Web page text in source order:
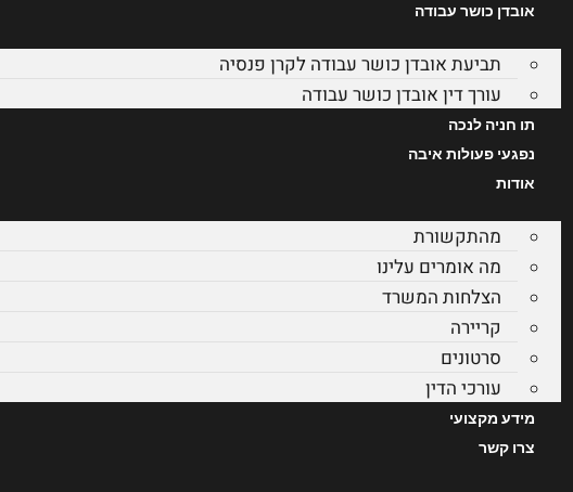
אובדן כושר עבודה
תביעת אובדן כושר עבודה לקרן פנסיה
עורך דין אובדן כושר עבודה
תו חניה לנכה
נפגעי פעולות איבה
אודות
מהתקשורת
מה אומרים עלינו
הצלחות המשרד
קריירה
סרטונים
עורכי הדין
מידע מקצועי
צרו קשר